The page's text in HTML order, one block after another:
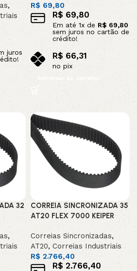
,
juros
R$69,80
R$ 69,80
Em até 1x de R$69,80
sem juros no cartão de
crédito!
R$ 66,31
no pix
Adicionar ao carrinho
32
,
CORREIA SINCRONIZADA 35
AT20 FLEX 7000 KEIPER
Correias Sincronizadas,
AT20,Correias Industriais
R$2.766,40
R$2.766,40